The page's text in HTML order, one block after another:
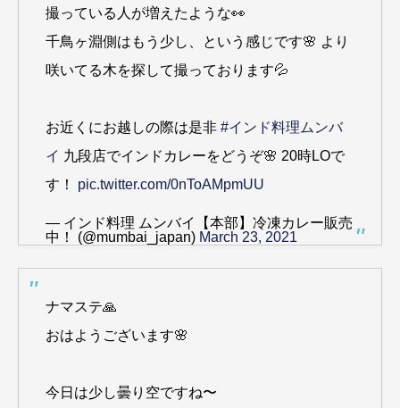
撮っている人が増えたような👀
千鳥ヶ淵側はもう少し、という感じです🌸 より
咲いてる木を探して撮っております💦
お近くにお越しの際は是非 #インド料理ムンバ
イ 九段店でインドカレーをどうぞ🌸 20時LOで
す！ pic.twitter.com/0nToAMpmUU
— インド料理 ムンバイ【本部】冷凍カレー販売
中！ (@mumbai_japan) March 23, 2021
ナマステ🙏
おはようございます🌸
今日は少し曇り空ですね〜